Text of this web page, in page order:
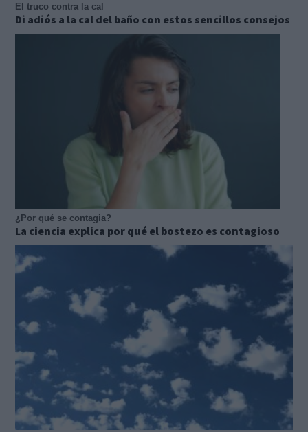
El truco contra la cal
Di adiós a la cal del baño con estos sencillos consejos
¿Por qué se contagia?
La ciencia explica por qué el bostezo es contagioso